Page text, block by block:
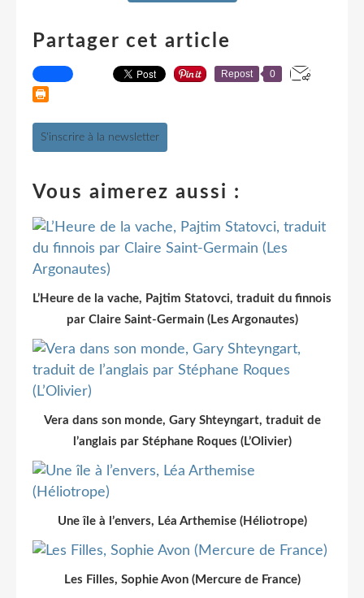
Partager cet article
Repost 0
S'inscrire à la newsletter
Vous aimerez aussi :
L’Heure de la vache, Pajtim Statovci, traduit du finnois
par Claire Saint-Germain (Les Argonautes)
Vera dans son monde, Gary Shteyngart, traduit de
l’anglais par Stéphane Roques (L’Olivier)
Une île à l’envers, Léa Arthemise (Héliotrope)
Les Filles, Sophie Avon (Mercure de France)